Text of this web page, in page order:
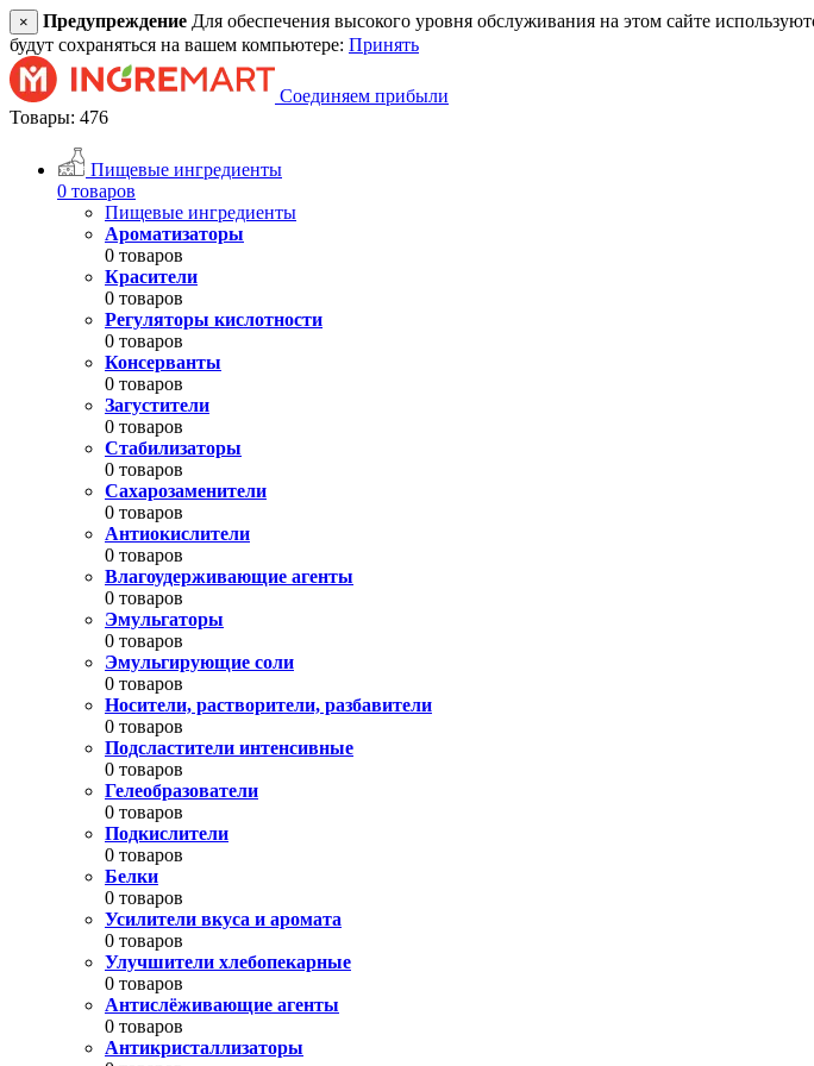
× Предупреждение Для обеспечения высокого уровня обслуживания на этом сайте
будут сохраняться на вашем компьютере: Принять
Соединяем прибыли
Товары: 476
Пищевые ингредиенты
0 товаров
Пищевые ингредиенты
Ароматизаторы
0 товаров
Красители
0 товаров
Регуляторы кислотности
0 товаров
Консерванты
0 товаров
Загустители
0 товаров
Стабилизаторы
0 товаров
Сахарозаменители
0 товаров
Антиокислители
0 товаров
Влагоудерживающие агенты
0 товаров
Эмульгаторы
0 товаров
Эмульгирующие соли
0 товаров
Носители, растворители, разбавители
0 товаров
Подсластители интенсивные
0 товаров
Гелеобразователи
0 товаров
Подкислители
0 товаров
Белки
0 товаров
Усилители вкуса и аромата
0 товаров
Улучшители хлебопекарные
0 товаров
Антислёживающие агенты
0 товаров
Антикристаллизаторы